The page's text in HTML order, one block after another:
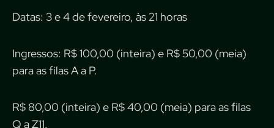
Datas: 3 e 4 de fevereiro, às 21 horas
Ingressos: R$ 100,00 (inteira) e R$ 50,00 (meia)
para as filas A a P.
R$ 80,00 (inteira) e R$ 40,00 (meia) para as filas
Q a Z11.